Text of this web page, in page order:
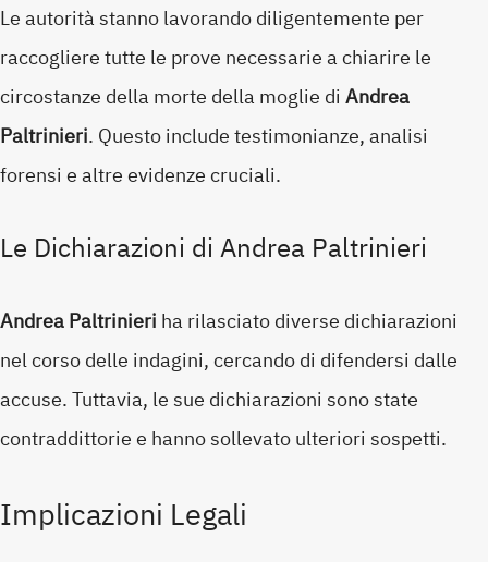
Le autorità stanno lavorando diligentemente per
raccogliere tutte le prove necessarie a chiarire le
circostanze della morte della moglie di Andrea
Paltrinieri. Questo include testimonianze, analisi
forensi e altre evidenze cruciali.
Le Dichiarazioni di Andrea Paltrinieri
Andrea Paltrinieri ha rilasciato diverse dichiarazioni
nel corso delle indagini, cercando di difendersi dalle
accuse. Tuttavia, le sue dichiarazioni sono state
contraddittorie e hanno sollevato ulteriori sospetti.
Implicazioni Legali